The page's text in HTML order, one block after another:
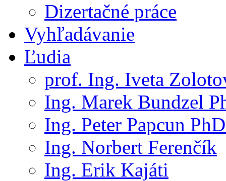
Dizertačné práce
Vyhľadávanie
Ľudia
prof. Ing. Iveta
Ing. Marek Bundzel
Ing. Peter Papcun
Ing. Norbert Ferenčík
Ing. Erik Kajáti